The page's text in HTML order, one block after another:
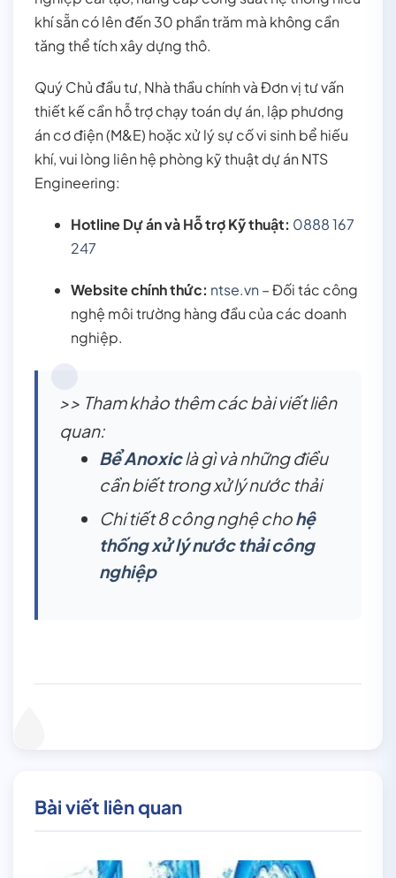
khí sẵn có lên đến 30 phần trăm mà không cần
tăng thể tích xây dựng thô.
Quý Chủ đầu tư, Nhà thầu chính và Đơn vị tư vấn
thiết kế cần hỗ trợ chạy toán dự án, lập phương
án cơ điện (M&E) hoặc xử lý sự cố vi sinh bể hiếu
khí, vui lòng liên hệ phòng kỹ thuật dự án NTS
Engineering:
Hotline Dự án và Hỗ trợ Kỹ thuật: 0888 167
247
Website chính thức: ntse.vn – Đối tác công
nghệ môi trường hàng đầu của các doanh
nghiệp.
>> Tham khảo thêm các bài viết liên
quan:
Bể Anoxiclà gì và những điều
cần biết trong xử lý nước thải
Chi tiết 8 công nghệ chohệ
thống xử lý nước thải công
nghiệp
Bài viết liên quan